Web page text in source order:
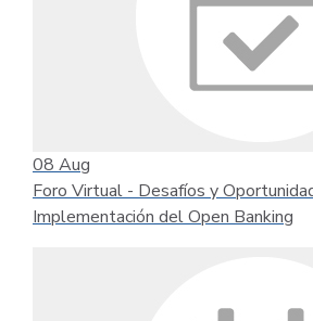
08 Aug
Foro Virtual - Desafíos y
Implementación del Open Banking